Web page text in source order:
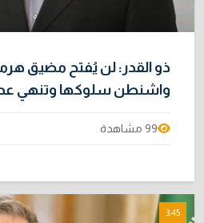
ذو القدر: لن يُفتح مضيق
واشنطن سلوكها وتنهي
99 مشاهدة
3:45